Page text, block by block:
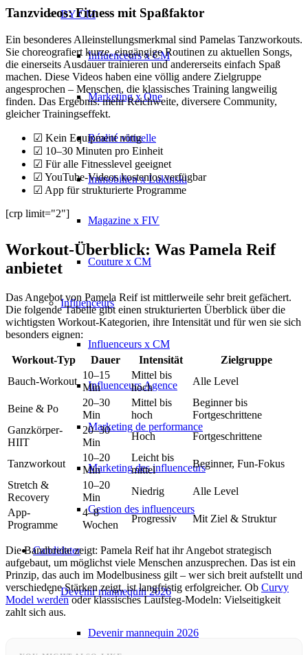
BY CM
Influenceurs x CM
Marketing x One
Réalité virtuelle
Immobilien x Lukinski
Magazine x FIV
Couture x CM
Influenceurs
Influenceurs x CM
Influenceurs Agence
Marketing de performance
Marketing des influenceurs
Gestion des influenceurs
Candidater
Devenir mannequin 2026
Devenir mannequin 2026
Tanzvideos: Fitness mit Spaßfaktor
Ein besonderes Alleinstellungsmerkmal sind Pamelas Tanzworkouts.
Sie choreografiert kurze, eingängige Routinen zu aktuellen Songs,
die einerseits Ausdauer trainieren und andererseits einfach Spaß
machen. Diese Videos haben eine völlig andere Zielgruppe
angesprochen – Menschen, die klassisches Training langweilig
finden. Das Ergebnis: mehr Reichweite, diversere Community,
gleicher Trainingseffekt.
☑ Kein Equipment nötig
☑ 10–30 Minuten pro Einheit
☑ Für alle Fitnesslevel geeignet
☑ YouTube-Videos kostenlos verfügbar
☑ App für strukturierte Programme
[crp limit="2"]
Workout-Überblick: Was Pamela Reif
anbietet
Das Angebot von Pamela Reif ist mittlerweile sehr breit gefächert.
Die folgende Tabelle gibt einen strukturierten Überblick über die
wichtigsten Workout-Kategorien, ihre Intensität und für wen sie sich
besonders eignen:
Workout-Typ Dauer Intensität
Zielgruppe
Bauch-Workout
10–15
Min
Mittel bis
hoch
Alle Level
Beine & Po
20–30
Min
Mittel bis
hoch
Beginner bis
Fortgeschrittene
Ganzkörper-
HIIT
20–30
Min
Hoch Fortgeschrittene
Tanzworkout
10–20
Min
Leicht bis
mittel
Beginner, Fun-Fokus
Stretch &
Recovery
10–20
Min
Niedrig
Alle Level
App-
Programme
4–8
Wochen
Progressiv Mit Ziel & Struktur
Die Bandbreite zeigt: Pamela Reif hat ihr Angebot strategisch
aufgebaut, um möglichst viele Menschen anzusprechen. Das ist ein
Prinzip, das auch im Modelbusiness gilt – wer sich breit aufstellt und
verschiedene Stärken zeigt, ist langfristig erfolgreicher. Ob Curvy
Model werdenoder klassisches Laufsteg-Modeln: Vielseitigkeit
zahlt sich aus.